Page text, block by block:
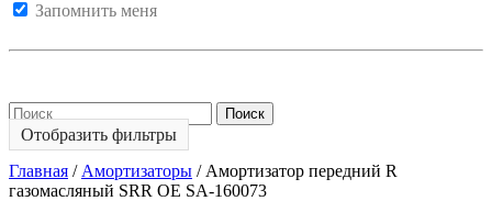
Запомнить меня
Поиск
Отобразить фильтры
Главная / Амортизаторы / Амортизатор передний R
газомасляный SRR OE SA-160073